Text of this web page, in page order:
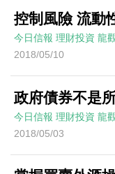
控制風險 流動
今日信報 理財投資 龍
2018/05/10
政府債券不是
今日信報 理財投資 龍
2018/05/03